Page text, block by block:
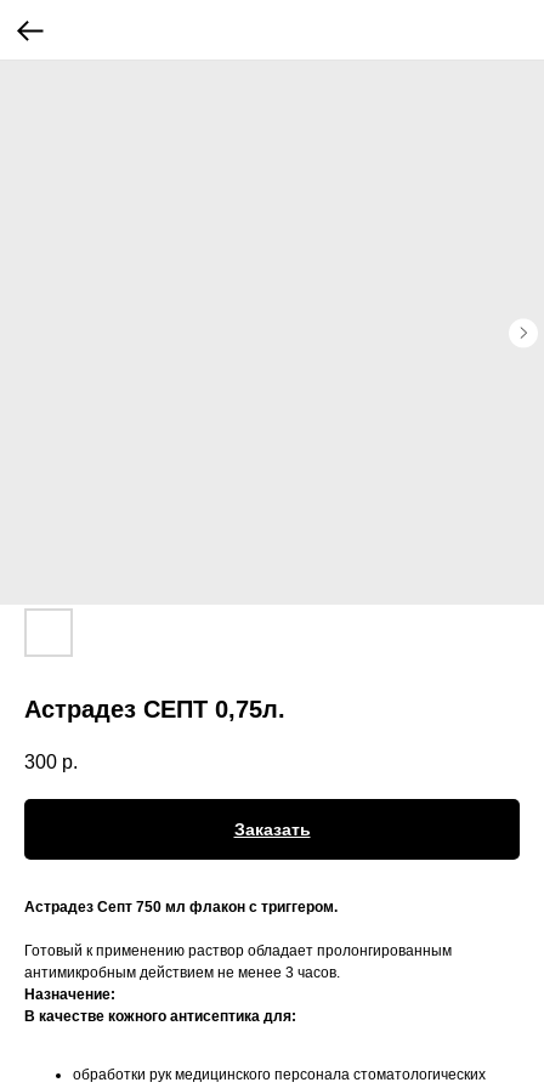
Астрадез СЕПТ 0,75л.
300 р.
Заказать
Астрадез Септ 750 мл флакон с триггером.
Готовый к применению раствор обладает пролонгированным
антимикробным действием не менее 3 часов.
Назначение:
В качестве кожного антисептика для:
обработки рук медицинского персонала стоматологических